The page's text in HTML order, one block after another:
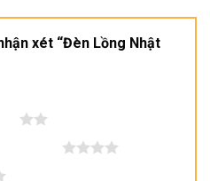
xét “Đèn Lồng Nhật